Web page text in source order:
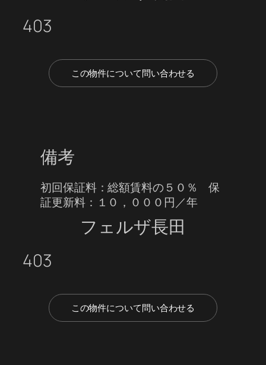
403
この物件について問い合わせる
備考
初回保証料：総額賃料の５０％ 保
証更新料：１０，０００円／年
フェルザ長田
403
この物件について問い合わせる